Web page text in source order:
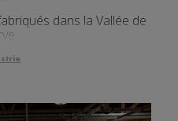
dans la Vallée de